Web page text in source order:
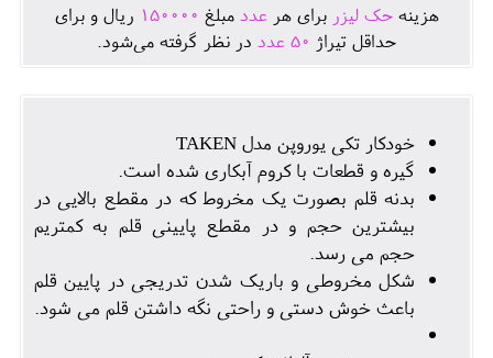
هزينهحک لیزر برای هرعدد مبلغ 150000 ريال و برای
حداقل تيراژ 50 عدد در نظر گرفته می‌شود.
خودکار تکی یوروپن مدل TAKEN
گیره و قطعات با کروم آبکاری شده است.
بدنه قلم بصورت یک مخروط که در مقطع بالایی در
بیشترین حجم و در مقطع پایینی قلم به کمتریم
حجم می رسد.
شکل مخروطی و باریک شدن تدریجی در پایین قلم
باعث خوش دستی و راحتی نگه داشتن قلم می شود.